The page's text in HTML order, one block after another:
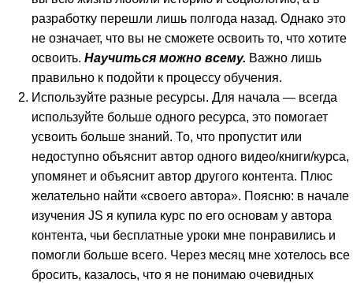
разработку перешли лишь полгода назад. Однако это
не означает, что вы не сможете освоить то, что хотите
освоить. Научиться можно всему. Важно лишь
правильно к подойти к процессу обучения.
Используйте разные ресурсы. Для начала — всегда
используйте больше одного ресурса, это помогает
усвоить больше знаний. То, что пропустит или
недоступно объяснит автор одного видео/книги/курса,
упомянет и объяснит автор другого контента. Плюс
желательно найти «своего автора». Поясню: в начале
изучения JS я купила курс по его основам у автора
контента, чьи бесплатные уроки мне понравились и
помогли больше всего. Через месяц мне хотелось все
бросить, казалось, что я не понимаю очевидных